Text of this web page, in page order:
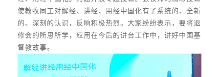
使教牧同工对解经、讲经、用经中国化有了系统的、全新
的、深刻的认识，反响积极热烈。大家纷纷表示，要将退
修会的所思所学，应用在今后的讲台工作中，讲好中国基
督教故事。